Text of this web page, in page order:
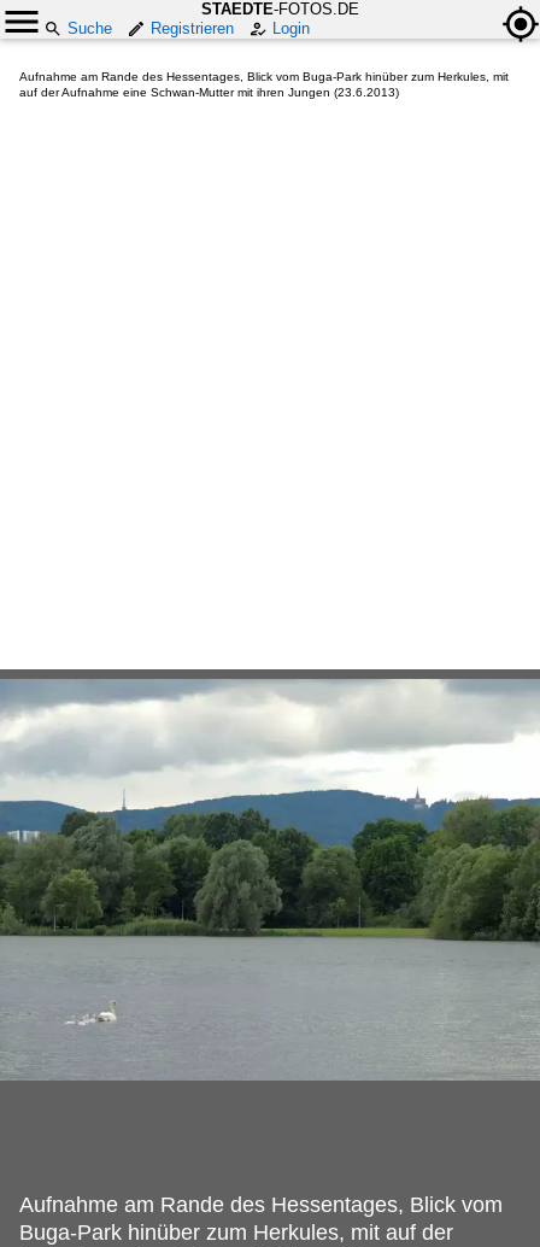
STAEDTE-FOTOS.DE
Suche
Registrieren Login
Aufnahme am Rande des Hessentages, Blick vom Buga-Park hinüber zum Herkules, mit
auf der Aufnahme eine Schwan-Mutter mit ihren Jungen (23.6.2013)
Aufnahme am Rande des Hessentages, Blick vom
Buga-Park hinüber zum Herkules, mit auf der